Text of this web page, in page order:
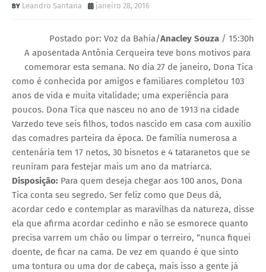
Leandro Santana janeiro 28, 2016
Postado por: Voz da Bahia/Anacley Souza / 15:30h
A aposentada Antônia Cerqueira teve bons motivos para
comemorar esta semana. No dia 27 de janeiro, Dona Tica
como é conhecida por amigos e familiares completou 103
anos de vida e muita vitalidade; uma experiência para
poucos. Dona Tica que nasceu no ano de 1913 na cidade
Varzedo teve seis filhos, todos nascido em casa com auxilio
das comadres parteira da época. De família numerosa a
centenária tem 17 netos, 30 bisnetos e 4 tataranetos que se
reuniram para festejar mais um ano da matriarca.
Disposição: Para quem deseja chegar aos 100 anos, Dona
Tica conta seu segredo. Ser feliz como que Deus dá,
acordar cedo e contemplar as maravilhas da natureza, disse
ela que afirma acordar cedinho e não se esmorece quanto
precisa varrem um chão ou limpar o terreiro, “nunca fiquei
doente, de ficar na cama. De vez em quando é que sinto
uma tontura ou uma dor de cabeça, mais isso a gente já